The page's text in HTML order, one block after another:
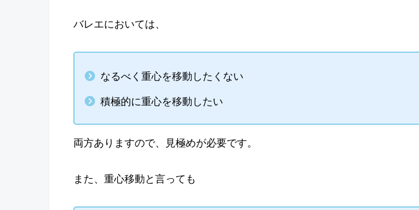
バレエにおいては、
なるべく重心を移動したくない
積極的に重心を移動したい
両方ありますので、見極めが必要です。
また、重心移動と言っても